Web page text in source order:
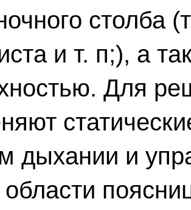
столба
и т. п;), а
Для
дыхании и